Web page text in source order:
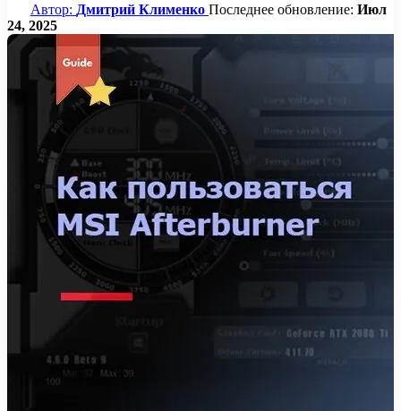
Автор: Дмитрий Клименко Последнее обновление: Июл
24, 2025